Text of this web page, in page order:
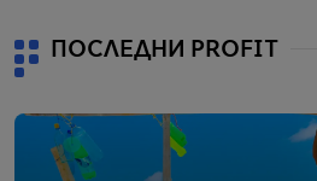
ПОСЛЕДНИ PROFIT